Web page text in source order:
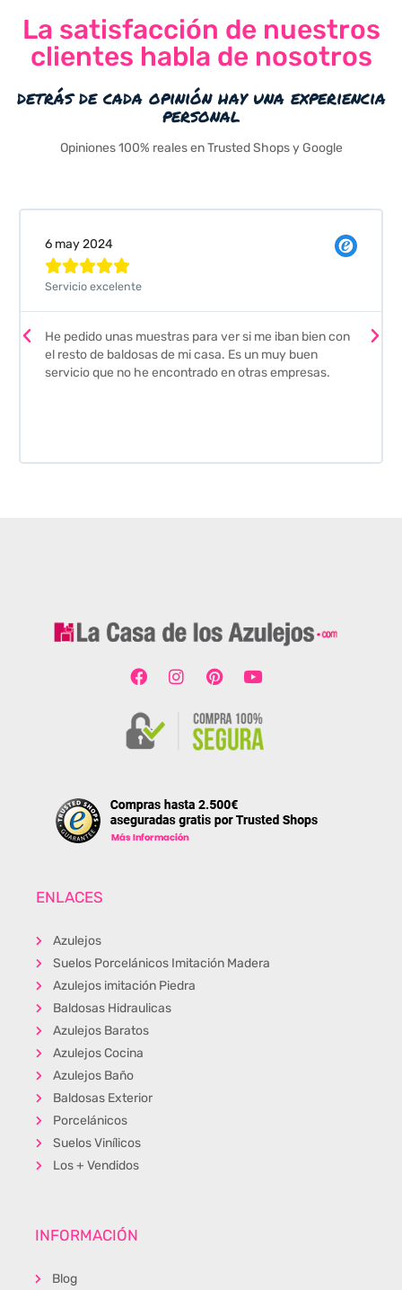
La satisfacción de nuestros
clientes habla de nosotros
detrás de cada opinión hay una experiencia
personal
Opiniones 100% reales en Trusted Shops y Google
con
Valeria Comellas

envío fue perfecto pero lo mejor ha sido el
que nos han hecho. Nos guiaron y aconsejaron para
escoger los azulejos. Lo aconsejo a todos mis amigos
ENLACES
Azulejos
Suelos Porcelánicos Imitación Madera
Azulejos imitación Piedra
Baldosas Hidraulicas
Azulejos Baratos
Azulejos Cocina
Azulejos Baño
Baldosas Exterior
Porcelánicos
Suelos Vinílicos
Los + Vendidos
INFORMACIÓN
Blog